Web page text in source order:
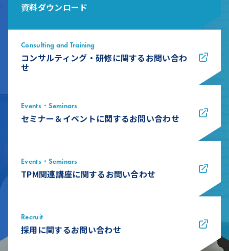
資料ダウンロード
Consulting and Training
コンサルティング・研修に関するお問い合わ
せ
Events・Seminars
セミナー＆イベントに関するお問い合わせ
Events・Seminars
TPM関連講座に関するお問い合わせ
Recruit
採用に関するお問い合わせ